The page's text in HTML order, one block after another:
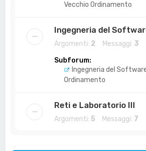
Vecchio Ordinamento
Ingegneria del
Argomenti: 2 Messaggi: 3
Subforum:
Ingegneria del
Ordinamento
Reti e Laboratorio III
Argomenti: 5 Messaggi: 7